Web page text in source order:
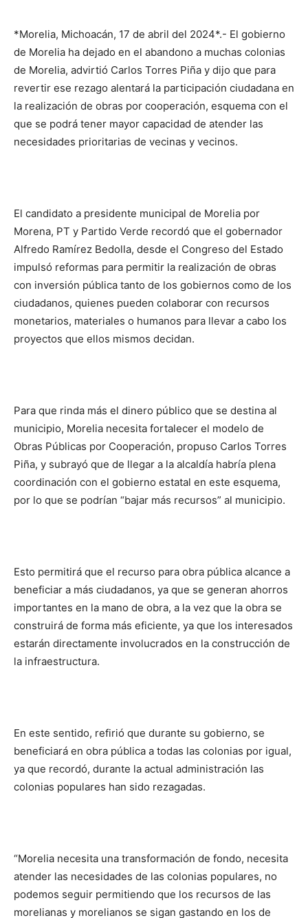
*Morelia, Michoacán, 17 de abril del 2024*.- El gobierno
de Morelia ha dejado en el abandono a muchas colonias
de Morelia, advirtió Carlos Torres Piña y dijo que para
revertir ese rezago alentará la participación ciudadana en
la realización de obras por cooperación, esquema con el
que se podrá tener mayor capacidad de atender las
necesidades prioritarias de vecinas y vecinos.
El candidato a presidente municipal de Morelia por
Morena, PT y Partido Verde recordó que el gobernador
Alfredo Ramírez Bedolla, desde el Congreso del Estado
impulsó reformas para permitir la realización de obras
con inversión pública tanto de los gobiernos como de los
ciudadanos, quienes pueden colaborar con recursos
monetarios, materiales o humanos para llevar a cabo los
proyectos que ellos mismos decidan.
Para que rinda más el dinero público que se destina al
municipio, Morelia necesita fortalecer el modelo de
Obras Públicas por Cooperación, propuso Carlos Torres
Piña, y subrayó que de llegar a la alcaldía habría plena
coordinación con el gobierno estatal en este esquema,
por lo que se podrían “bajar más recursos” al municipio.
Esto permitirá que el recurso para obra pública alcance a
beneficiar a más ciudadanos, ya que se generan ahorros
importantes en la mano de obra, a la vez que la obra se
construirá de forma más eficiente, ya que los interesados
estarán directamente involucrados en la construcción de
la infraestructura.
En este sentido, refirió que durante su gobierno, se
beneficiará en obra pública a todas las colonias por igual,
ya que recordó, durante la actual administración las
colonias populares han sido rezagadas.
“Morelia necesita una transformación de fondo, necesita
atender las necesidades de las colonias populares, no
podemos seguir permitiendo que los recursos de las
morelianas y morelianos se sigan gastando en los de